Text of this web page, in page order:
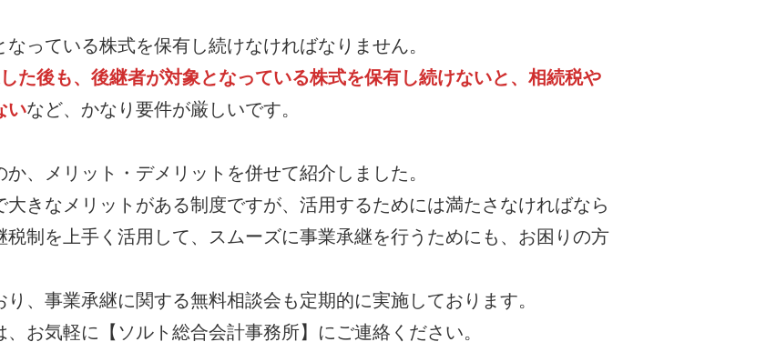
っている株式を保有し続けなければなりません。
た後も、後継者が対象となっている株式を保有し続けないと、相続税や
いなど、かなり要件が厳しいです。
、メリット・デメリットを併せて紹介しました。
きなメリットがある制度ですが、活用するためには満たさなければなら
制を上手く活用して、スムーズに事業承継を行うためにも、お困りの方
、事業承継に関する無料相談会も定期的に実施しております。
お気軽に【ソルト総合会計事務所】にご連絡ください。